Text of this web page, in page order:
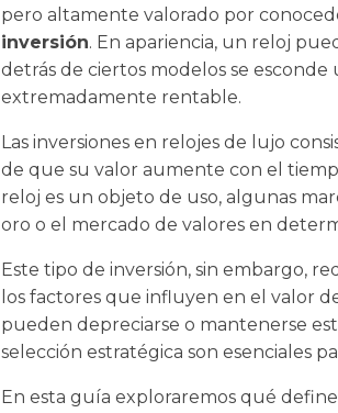
pero altamente valorado por
inversión. En apariencia, un reloj
detrás de ciertos modelos se
extremadamente rentable.
Las inversiones en relojes de lujo
de que su valor aumente con el
reloj es un objeto de uso, algunas
oro o el mercado de valores en
Este tipo de inversión, sin embargo,
los factores que influyen en el valor
pueden depreciarse o mantenerse
selección estratégica son esenciales
En esta guía exploraremos qué